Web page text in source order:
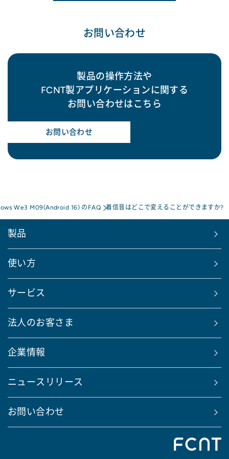
お問い合わせ
製品の操作方法や
FCNT製アプリケーションに関する
お問い合わせはこちら
お問い合わせ
We3 M09(Android 16) のFAQ 着信音はどこで変えることができますか?
製品
使い方
サービス
法人のお客さま
企業情報
ニュースリリース
お問い合わせ